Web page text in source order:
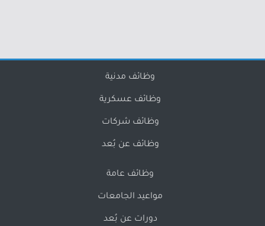
وظائف مدنية
وظائف عسكرية
وظائف شركات
وظائف عن بُعد
وظائف عامة
مواعيد الجامعات
دورات عن بُعد